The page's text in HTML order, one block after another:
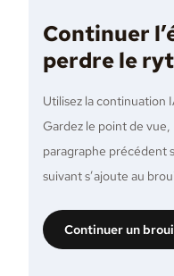
Continuer
perdre le
Utilisez la continuation
Gardez le point de
paragraphe précédent
suivant s’ajoute au
Continuer un